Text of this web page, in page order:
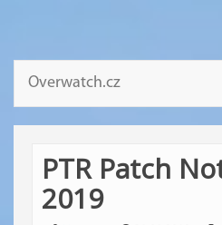
Overwatch.cz
PTR Patch
2019